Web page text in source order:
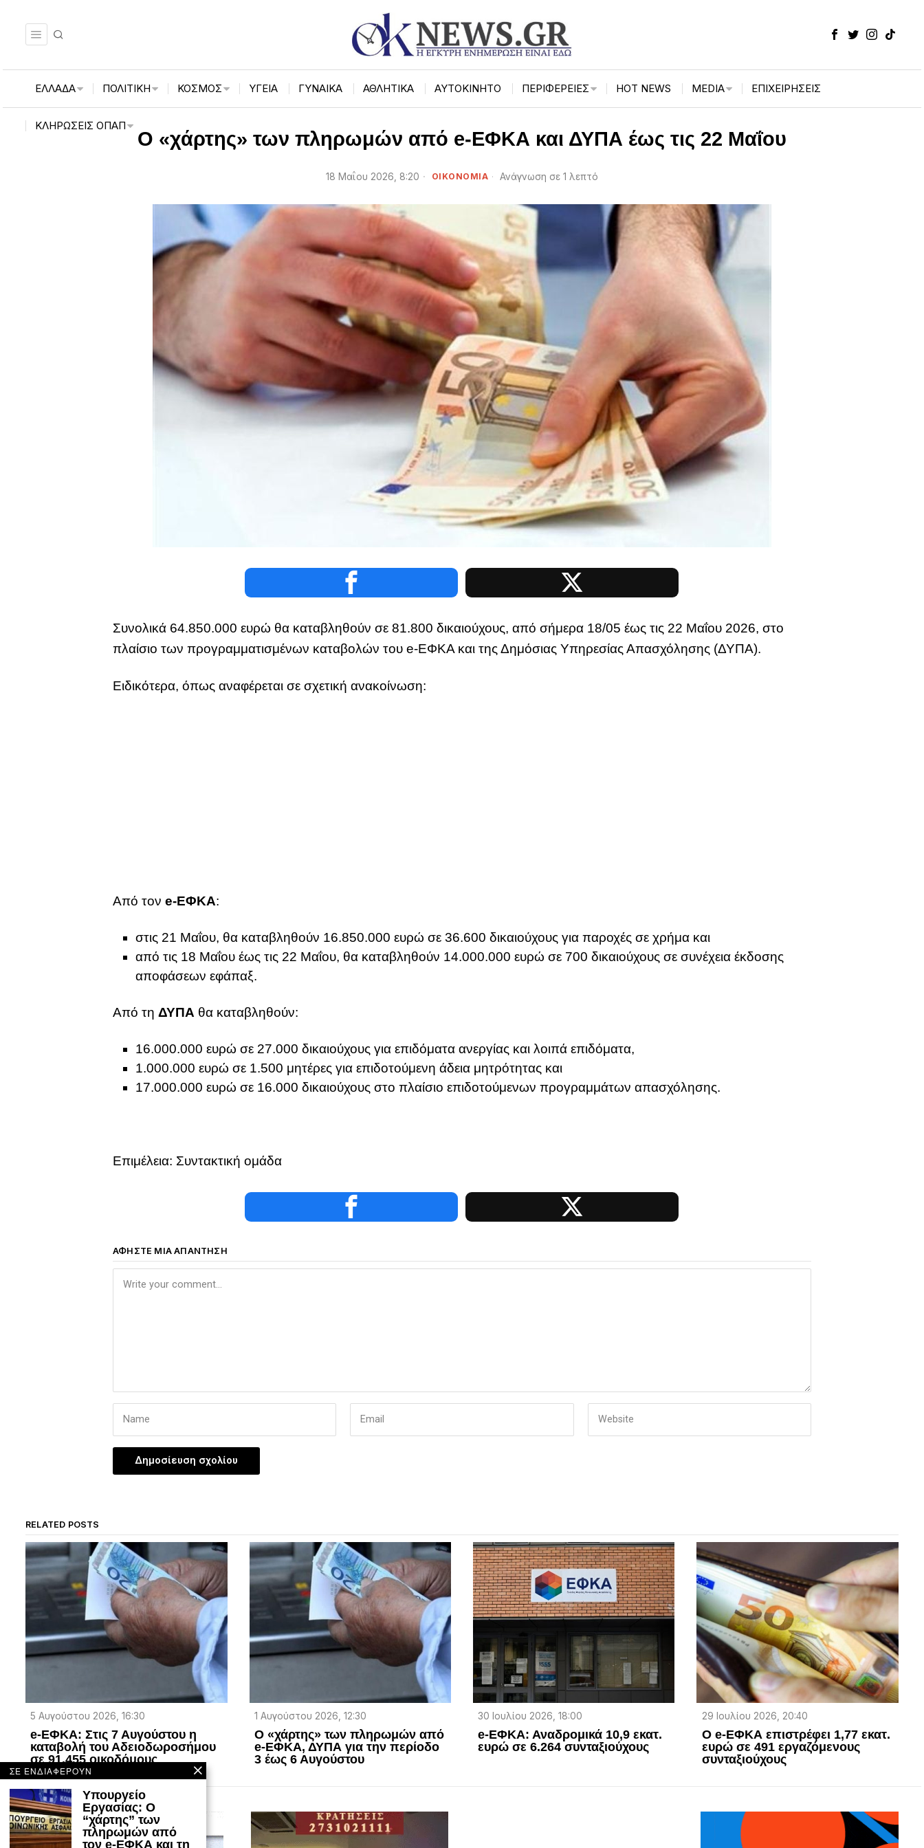
ΕΛΛΑΔΑ ΠΟΛΙΤΙΚΗ ΚΟΣΜΟΣ ΥΓΕΙΑ ΓΥΝΑΙΚΑ ΑΘΛΗΤΙΚΑ ΑΥΤΟΚΙΝΗΤΟ ΠΕΡΙΦΈΡΕΙΕΣ HOT NEWS MEDIA ΕΠΙΧΕΙΡΉΣΕΙΣ
ΚΛΗΡΏΣΕΙΣ ΟΠΑΠ
Ο «χάρτης» των πληρωμών από e-ΕΦΚΑ και ΔΥΠΑ έως τις 22 Μαΐου
18 Μαΐου 2026, 8:20 ΟΙΚΟΝΟΜΙΑ Ανάγνωση σε 1 λεπτό
Συνολικά 64.850.000 ευρώ θα καταβληθούν σε 81.800 δικαιούχους, από σήμερα 18/05 έως τις 22 Μαΐου 2026, στο
πλαίσιο των προγραμματισμένων καταβολών του e-ΕΦΚΑ και της Δημόσιας Υπηρεσίας Απασχόλησης (ΔΥΠΑ).
Ειδικότερα, όπως αναφέρεται σε σχετική ανακοίνωση:
Από τονe-ΕΦΚΑ:
στις 21 Μαΐου, θα καταβληθούν 16.850.000 ευρώ σε 36.600 δικαιούχους για παροχές σε χρήμα και
από τις 18 Μαΐου έως τις 22 Μαΐου, θα καταβληθούν 14.000.000 ευρώ σε 700 δικαιούχους σε συνέχεια έκδοσης
αποφάσεων εφάπαξ.
Από τηΔΥΠΑ θα καταβληθούν:
16.000.000 ευρώ σε 27.000 δικαιούχους για επιδόματα ανεργίας και λοιπά επιδόματα,
1.000.000 ευρώ σε 1.500 μητέρες για επιδοτούμενη άδεια μητρότητας και
17.000.000 ευρώ σε 16.000 δικαιούχους στο πλαίσιο επιδοτούμενων προγραμμάτων απασχόλησης.
Επιμέλεια: Συντακτική ομάδα
ΑΦΉΣΤΕ ΜΙΑ ΑΠΆΝΤΗΣΗ
RELATED POSTS
5 Αυγούστου 2026, 16:30
e-ΕΦΚΑ: Στις 7 Αυγούστου η
καταβολή του Αδειοδωροσήμου
σε 91.455 οικοδόμους
1 Αυγούστου 2026, 12:30
Ο «χάρτης» των πληρωμών από
e-ΕΦΚΑ, ΔΥΠΑ για την περίοδο
3 έως 6 Αυγούστου
30 Ιουλίου 2026, 18:00
e-ΕΦΚΑ: Αναδρομικά 10,9 εκατ.
ευρώ σε 6.264 συνταξιούχους
29 Ιουλίου 2026, 20:40
O e-ΕΦΚΑ επιστρέφει 1,77 εκατ.
ευρώ σε 491 εργαζόμενους
συνταξιούχους
ΣΕ ΕΝΔΙΑΦΕΡΟΥΝ
Υπουργείο
Εργασίας: Ο
“χάρτης” των
πληρωμών από
τον e-ΕΦΚΑ και τη